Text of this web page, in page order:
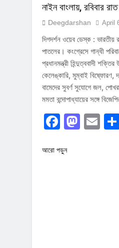
নাইন বাংলায়, রবিবার
Deegdarshan April
দিগদর্শন ওয়েব ডেস্ক :
পাতলের। কংগ্রেসে গান্ধী
প্রধানমন্ত্রী হিন্দুত্ববাদী
কেলেঙ্কারি, মুম্বাই বিষ্ফোরণ,
বামেদের সুবর্ণ সুযোগে জল,
মমতা বন্দোপাধ্যায়ের সঙ্গে
আরো পড়ুন